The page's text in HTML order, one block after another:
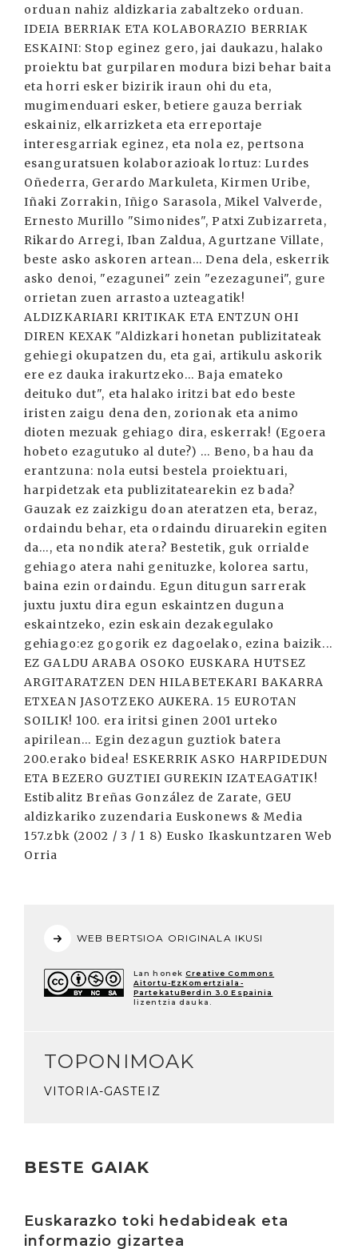
WEB BERTSIOA ORIGINALA IKUSI
Lan honek Creative Commons
Aitortu-EzKomertziala-
PartekatuBerdin 3.0 Espainia
lizentzia dauka.
TOPONIMOAK
VITORIA-GASTEIZ
BESTE GAIAK
Euskarazko toki hedabideak eta
informazio gizartea